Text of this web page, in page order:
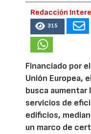
Redacción
315
Financiado por
Unión Europea,
busca aumentar
servicios de
edificios,
un marco de